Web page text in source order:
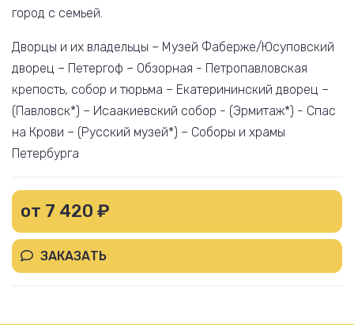
город с семьей.
Дворцы и их владельцы – Музей Фаберже/Юсуповский
дворец – Петергоф – Обзорная - Петропавловская
крепость, собор и тюрьма – Екатерининский дворец –
(Павловск*) – Исаакиевский собор - (Эрмитаж*) - Спас
на Крови – (Русский музей*) – Соборы и храмы
Петербурга
от 7 420 ₽
ЗАКАЗАТЬ